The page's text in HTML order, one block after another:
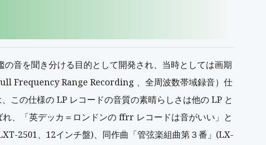
音を聞き分ける目的として開発され、当時としては画期
Frequency Range Recording 、全周波数帯域録音）仕
この仕様の LP レコードの音質の素晴らしさは他の LP と
、「英デッカ＝ロンドンの ffrr レコードは音がいい」と
2501、12インチ盤)、同作曲「管弦楽組曲第３番」(LX-